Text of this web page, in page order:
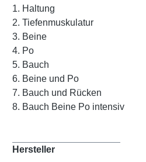
1. Haltung
2. Tiefenmuskulatur
3. Beine
4. Po
5. Bauch
6. Beine und Po
7. Bauch und Rücken
8. Bauch Beine Po intensiv
Hersteller